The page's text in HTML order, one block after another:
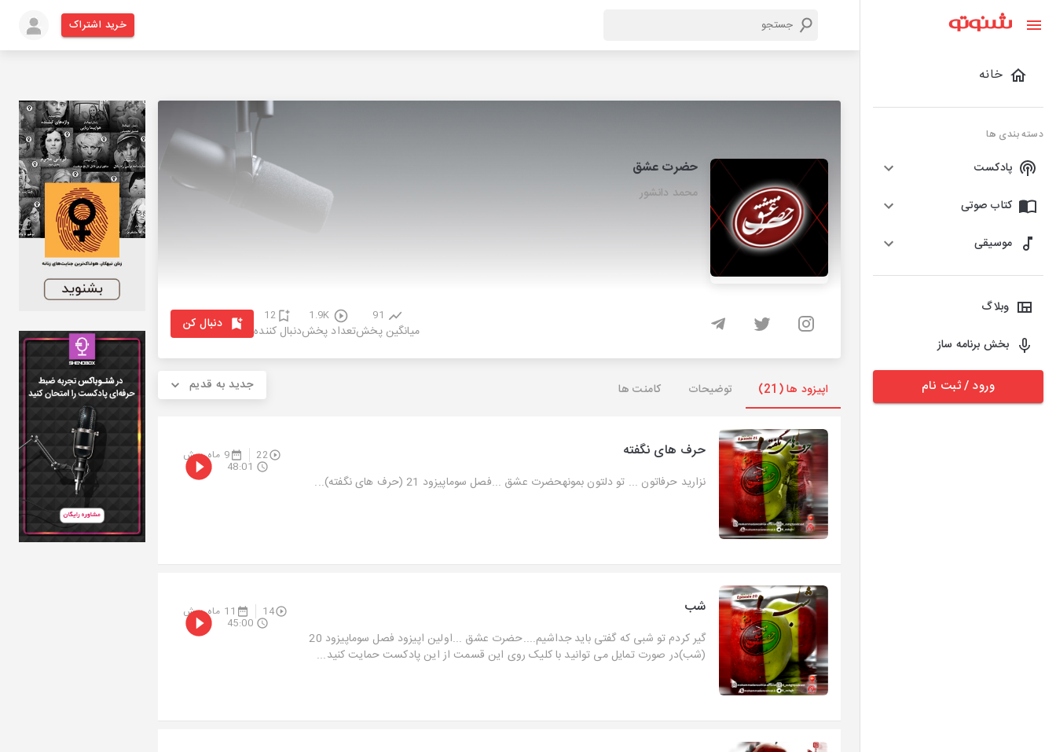
خانه
دسته بندی ها
پادکست
کتاب صوتی
موسیقی
وبلاگ
بخش برنامه ساز
ورود / ثبت نام
خرید اشتراک
حضرت عشق
محمد دانشور
91
میانگین پخش
1.9K
تعداد پخش
12
دنبال کننده دنبال کن
اپیزود ها (21) توضیحات کامنت ها جدید به قدیم
حرف های نگفته 22 9 ماه پیش
نزارید حرفاتون ... تو دلتون بمونهحضرت عشق ...فصل سوماپیزود 21 (حرف های نگفته)...
48:01
شب 14 11 ماه پیش
گیر کردم تو شبی که گفتی باید جداشیم....حضرت عشق ...اولین اپیزود فصل سوماپیزود 20
(شب)در صورت تمایل می توانید با کلیک روی این قسمت از این پادکست حمایت کنید...
45:00